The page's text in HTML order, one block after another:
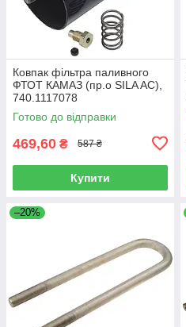
Ковпак фільтра паливного
ФТОТ КАМАЗ (пр.о SILA AC),
740.1117078
Готово до відправки
469,60 ₴ 587 ₴
Купити
–20%